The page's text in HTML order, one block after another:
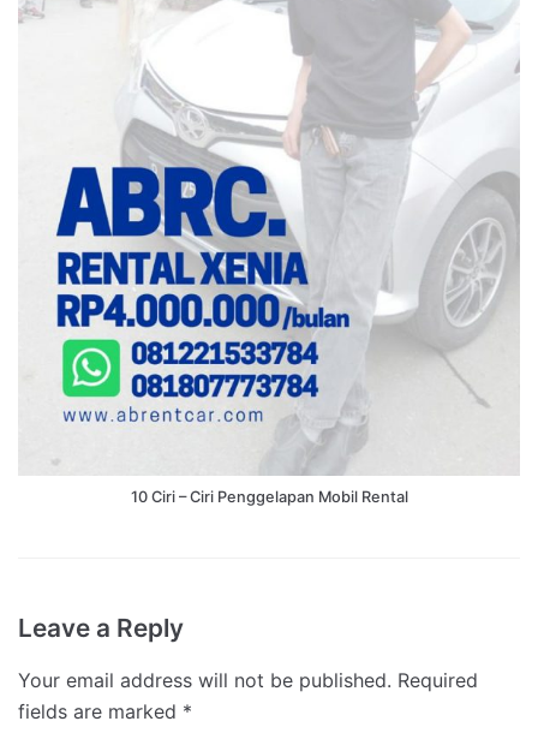
10 Ciri – Ciri Penggelapan Mobil Rental
Leave a Reply
Your email address will not be published. Required
fields are marked *